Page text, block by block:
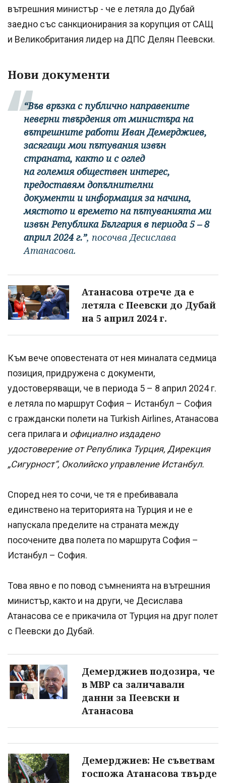
вътрешния министър - че е летяла до Дубай
заедно със санкционирания за корупция от САЩ
и Великобритания лидер на ДПС Делян Пеевски.
Нови документи
“Във връзка с публично направените
неверни твърдения от министъра на
вътрешните работи Иван Демерджиев,
засягащи мои пътувания извън
страната, както и с оглед
на големия обществен интерес,
предоставям допълнителни
документи и информация за начина,
мястото и времето на пътуванията ми
извън Република България в периода 5 – 8
април 2024 г.”, посочва Десислава
Атанасова.
Атанасова отрече да е
летяла с Пеевски до Дубай
на 5 април 2024 г.
Към вече оповестената от нея миналата седмица
позиция, придружена с документи,
удостоверяващи, че в периода 5 – 8 април 2024 г.
е летяла по маршрут София – Истанбул – София
с граждански полети на Turkish Airlines, Атанасова
сега прилага и официално издадено
удостоверение от Република Турция, Дирекция
„Сигурност“, Околийско управление Истанбул.
Според нея то сочи, че тя е пребивавала
единствено на територията на Турция и не е
напускала пределите на страната между
посочените два полета по маршрута София –
Истанбул – София.
Това явно е по повод съмненията на вътрешния
министър, както и на други, че Десислава
Атанасова се е прикачила от Турция на друг полет
с Пеевски до Дубай.
Демерджиев подозира, че
в МВР са заличавали
данни за Пеевски и
Атанасова
Демерджиев: Не съветвам
госпожа Атанасова твърде